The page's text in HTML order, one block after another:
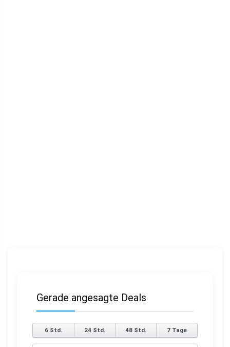
Gerade angesagte Deals
6 Std. 24 Std. 48 Std. 7 Tage